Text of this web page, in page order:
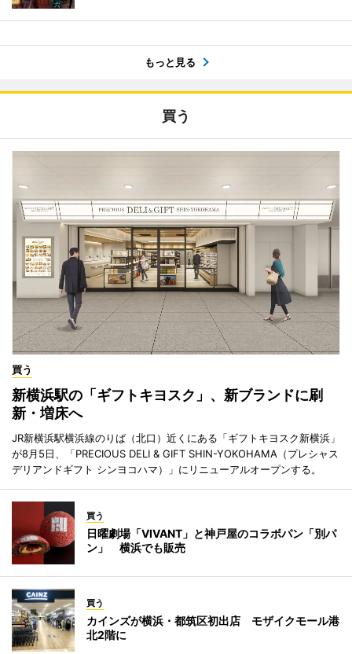
もっと見る
買う
買う
新横浜駅の「ギフトキヨスク」、新ブランドに刷
新・増床へ
JR新横浜駅横浜線のりば（北口）近くにある「ギフトキヨスク新横浜」
が8月5日、「PRECIOUS DELI & GIFT SHIN-YOKOHAMA（プレシャス
デリアンドギフト シンヨコハマ）」にリニューアルオープンする。
買う
日曜劇場「VIVANT」と神戸屋のコラボパン「別パ
ン」 横浜でも販売
買う
カインズが横浜・都筑区初出店 モザイクモール港
北2階に